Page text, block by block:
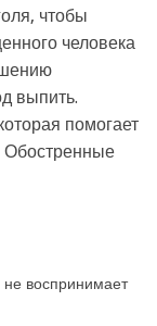
чтобы
человека
выпить.
помогает
Обостренные
воспринимает